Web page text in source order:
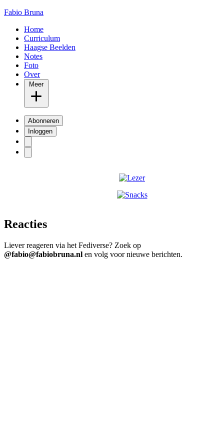
Fabio Bruna
Home
Curriculum
Haagse Beelden
Notes
Foto
Over
Meer
Abonneren
Inloggen
Reacties
Liever reageren via het Fediverse? Zoek op
@fabio@fabiobruna.nl en volg voor nieuwe berichten.